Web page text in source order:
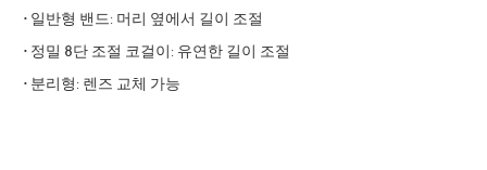
· 일반형 밴드: 머리 옆에서 길이 조절
· 정밀 8단 조절 코걸이: 유연한 길이 조절
· 분리형: 렌즈 교체 가능